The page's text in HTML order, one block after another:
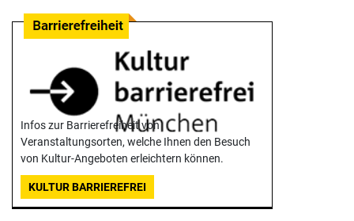
Infos zur Barrierefreiheit von
Veranstaltungsorten, welche Ihnen den Besuch
von Kultur-Angeboten erleichtern können.
KULTUR BARRIEREFREI